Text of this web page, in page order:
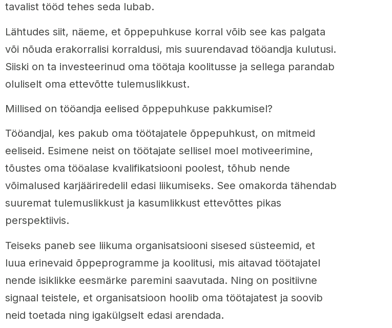
tavalist tööd tehes seda lubab.
Lähtudes siit, näeme, et õppepuhkuse korral võib see kas palgata
või nõuda erakorralisi korraldusi, mis suurendavad tööandja kulutusi.
Siiski on ta investeerinud oma töötaja koolitusse ja sellega parandab
oluliselt oma ettevõtte tulemuslikkust.
Millised on tööandja eelised õppepuhkuse pakkumisel?
Tööandjal, kes pakub oma töötajatele õppepuhkust, on mitmeid
eeliseid. Esimene neist on töötajate sellisel moel motiveerimine,
tõustes oma tööalase kvalifikatsiooni poolest, tõhub nende
võimalused karjääriredelil edasi liikumiseks. See omakorda tähendab
suuremat tulemuslikkust ja kasumlikkust ettevõttes pikas
perspektiivis.
Teiseks paneb see liikuma organisatsiooni sisesed süsteemid, et
luua erinevaid õppeprogramme ja koolitusi, mis aitavad töötajatel
nende isiklikke eesmärke paremini saavutada. Ning on positiivne
signaal teistele, et organisatsioon hoolib oma töötajatest ja soovib
neid toetada ning igakülgselt edasi arendada.